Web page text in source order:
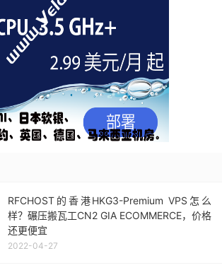
RFCHOST的香港HKG3-Premium VPS怎么
样？碾压搬瓦工CN2 GIA ECOMMERCE，价格
还更便宜
2022-04-27